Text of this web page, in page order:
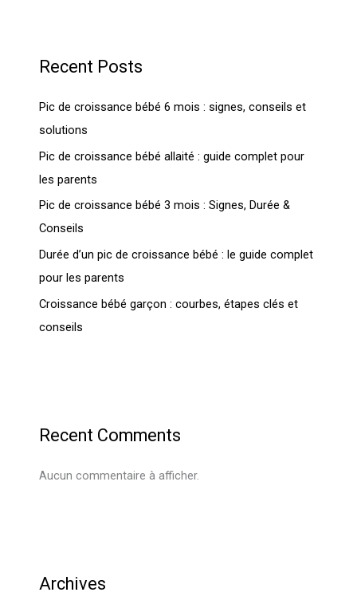
Recent Posts
Pic de croissance bébé 6 mois : signes, conseils et
solutions
Pic de croissance bébé allaité : guide complet pour
les parents
Pic de croissance bébé 3 mois : Signes, Durée &
Conseils
Durée d’un pic de croissance bébé : le guide complet
pour les parents
Croissance bébé garçon : courbes, étapes clés et
conseils
Recent Comments
Aucun commentaire à afficher.
Archives